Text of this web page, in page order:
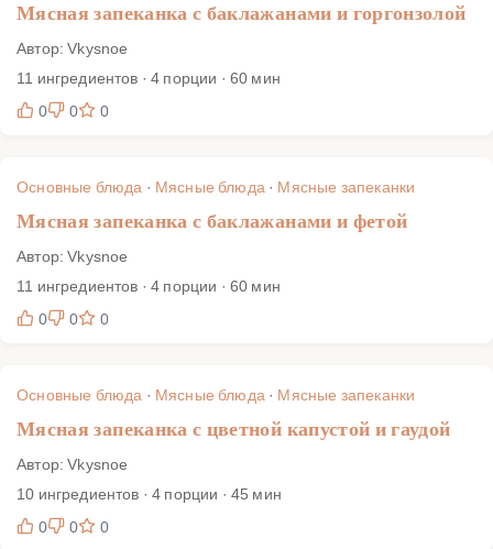
Мясная запеканка с баклажанами и горгонзолой
Автор: Vkysnoe
11 ингредиентов · 4 порции · 60 мин
0
0 0
Основные блюда · Мясные блюда· Мясные запеканки
Мясная запеканка с баклажанами и фетой
Автор: Vkysnoe
11 ингредиентов · 4 порции · 60 мин
0
0 0
Основные блюда · Мясные блюда· Мясные запеканки
Мясная запеканка с цветной капустой и гаудой
Автор: Vkysnoe
10 ингредиентов · 4 порции · 45 мин
0
0 0